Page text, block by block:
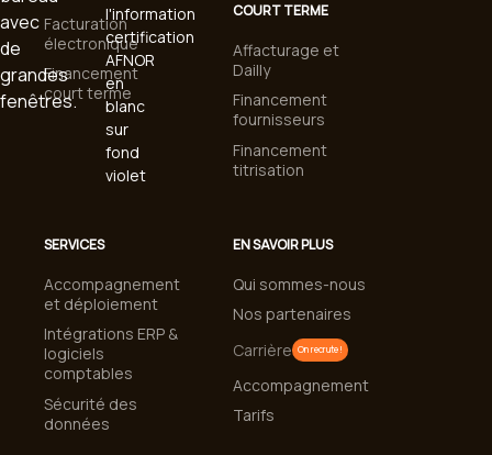
Facturation
électronique
Financement
court terme
SERVICES
Accompagnement
et déploiement
Intégrations ERP &
logiciels
comptables
Sécurité des
données
COURT TERME
Affacturage et
Dailly
Financement
fournisseurs
Financement
titrisation
EN SAVOIR PLUS
Qui sommes-nous
Nos partenaires
Carrière On recrute !
Accompagnement
Tarifs